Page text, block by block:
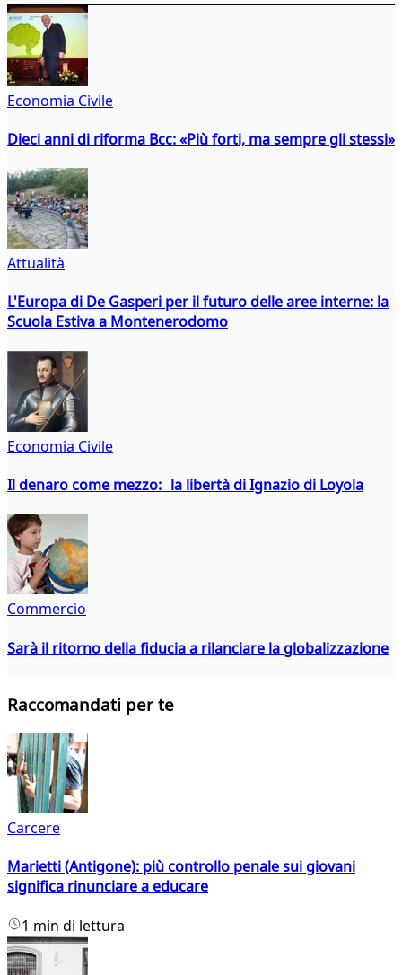
Economia Civile
Dieci anni di riforma Bcc: «Più forti, ma sempre gli stessi»
Attualità
L'Europa di De Gasperi per il futuro delle aree interne: la
Scuola Estiva a Montenerodomo
Economia Civile
Il denaro come mezzo: la libertà di Ignazio di Loyola
Commercio
Sarà il ritorno della fiducia a rilanciare la globalizzazione
Raccomandati per te
Carcere
Marietti (Antigone): più controllo penale sui giovani
significa rinunciare a educare
1 min di lettura